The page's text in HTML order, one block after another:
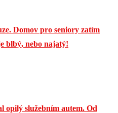
Domov pro seniory zatím
blbý, nebo najatý!
opilý služebním autem. Od